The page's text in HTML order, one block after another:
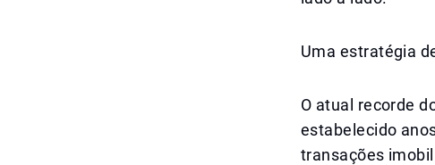
Uma estratégia
O atual recorde
estabelecido
transações